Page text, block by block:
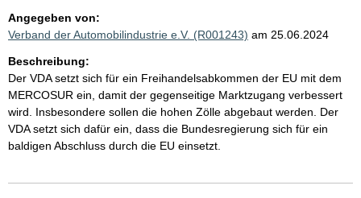
Angegeben von:
Verband der Automobilindustrie e.V. (R001243) am 25.06.2024
Beschreibung:
Der VDA setzt sich für ein Freihandelsabkommen der EU mit dem
MERCOSUR ein, damit der gegenseitige Marktzugang verbessert
wird. Insbesondere sollen die hohen Zölle abgebaut werden. Der
VDA setzt sich dafür ein, dass die Bundesregierung sich für ein
baldigen Abschluss durch die EU einsetzt.